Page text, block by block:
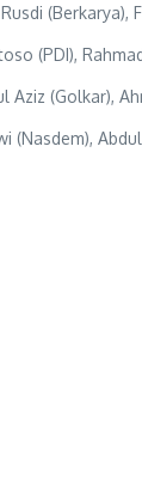
(PDI),
(Golkar),
(Nasdem),